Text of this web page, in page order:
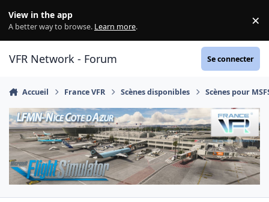
View in the app
A better way to browse. Learn more. ×
VFR Network - Forum Se connecter
Accueil France VFR Scènes disponibles Scènes pour